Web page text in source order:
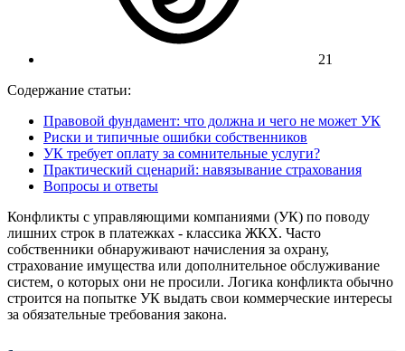
21
Содержание статьи:
Правовой фундамент: что должна и чего не может УК
Риски и типичные ошибки собственников
УК требует оплату за сомнительные услуги?
Практический сценарий: навязывание страхования
Вопросы и ответы
Конфликты с управляющими компаниями (УК) по поводу
лишних строк в платежках - классика ЖКХ. Часто
собственники обнаруживают начисления за охрану,
страхование имущества или дополнительное обслуживание
систем, о которых они не просили. Логика конфликта обычно
строится на попытке УК выдать свои коммерческие интересы
за обязательные требования закона.